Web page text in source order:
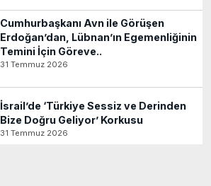
Cumhurbaşkanı Avn ile Görüşen
Erdoğan’dan, Lübnan’ın Egemenliğinin
Temini İçin Göreve..
31 Temmuz 2026
İsrail’de ‘Türkiye Sessiz ve Derinden
Bize Doğru Geliyor’ Korkusu
31 Temmuz 2026